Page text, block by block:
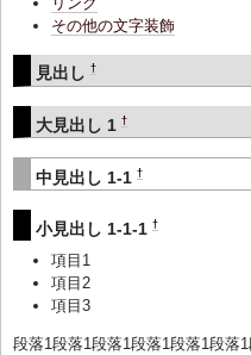
その他の文字装飾
見出し †
大見出し 1 †
中見出し 1-1 †
小見出し 1-1-1 †
項目1
項目2
項目3
段落1段落1段落1段落1段落1段落